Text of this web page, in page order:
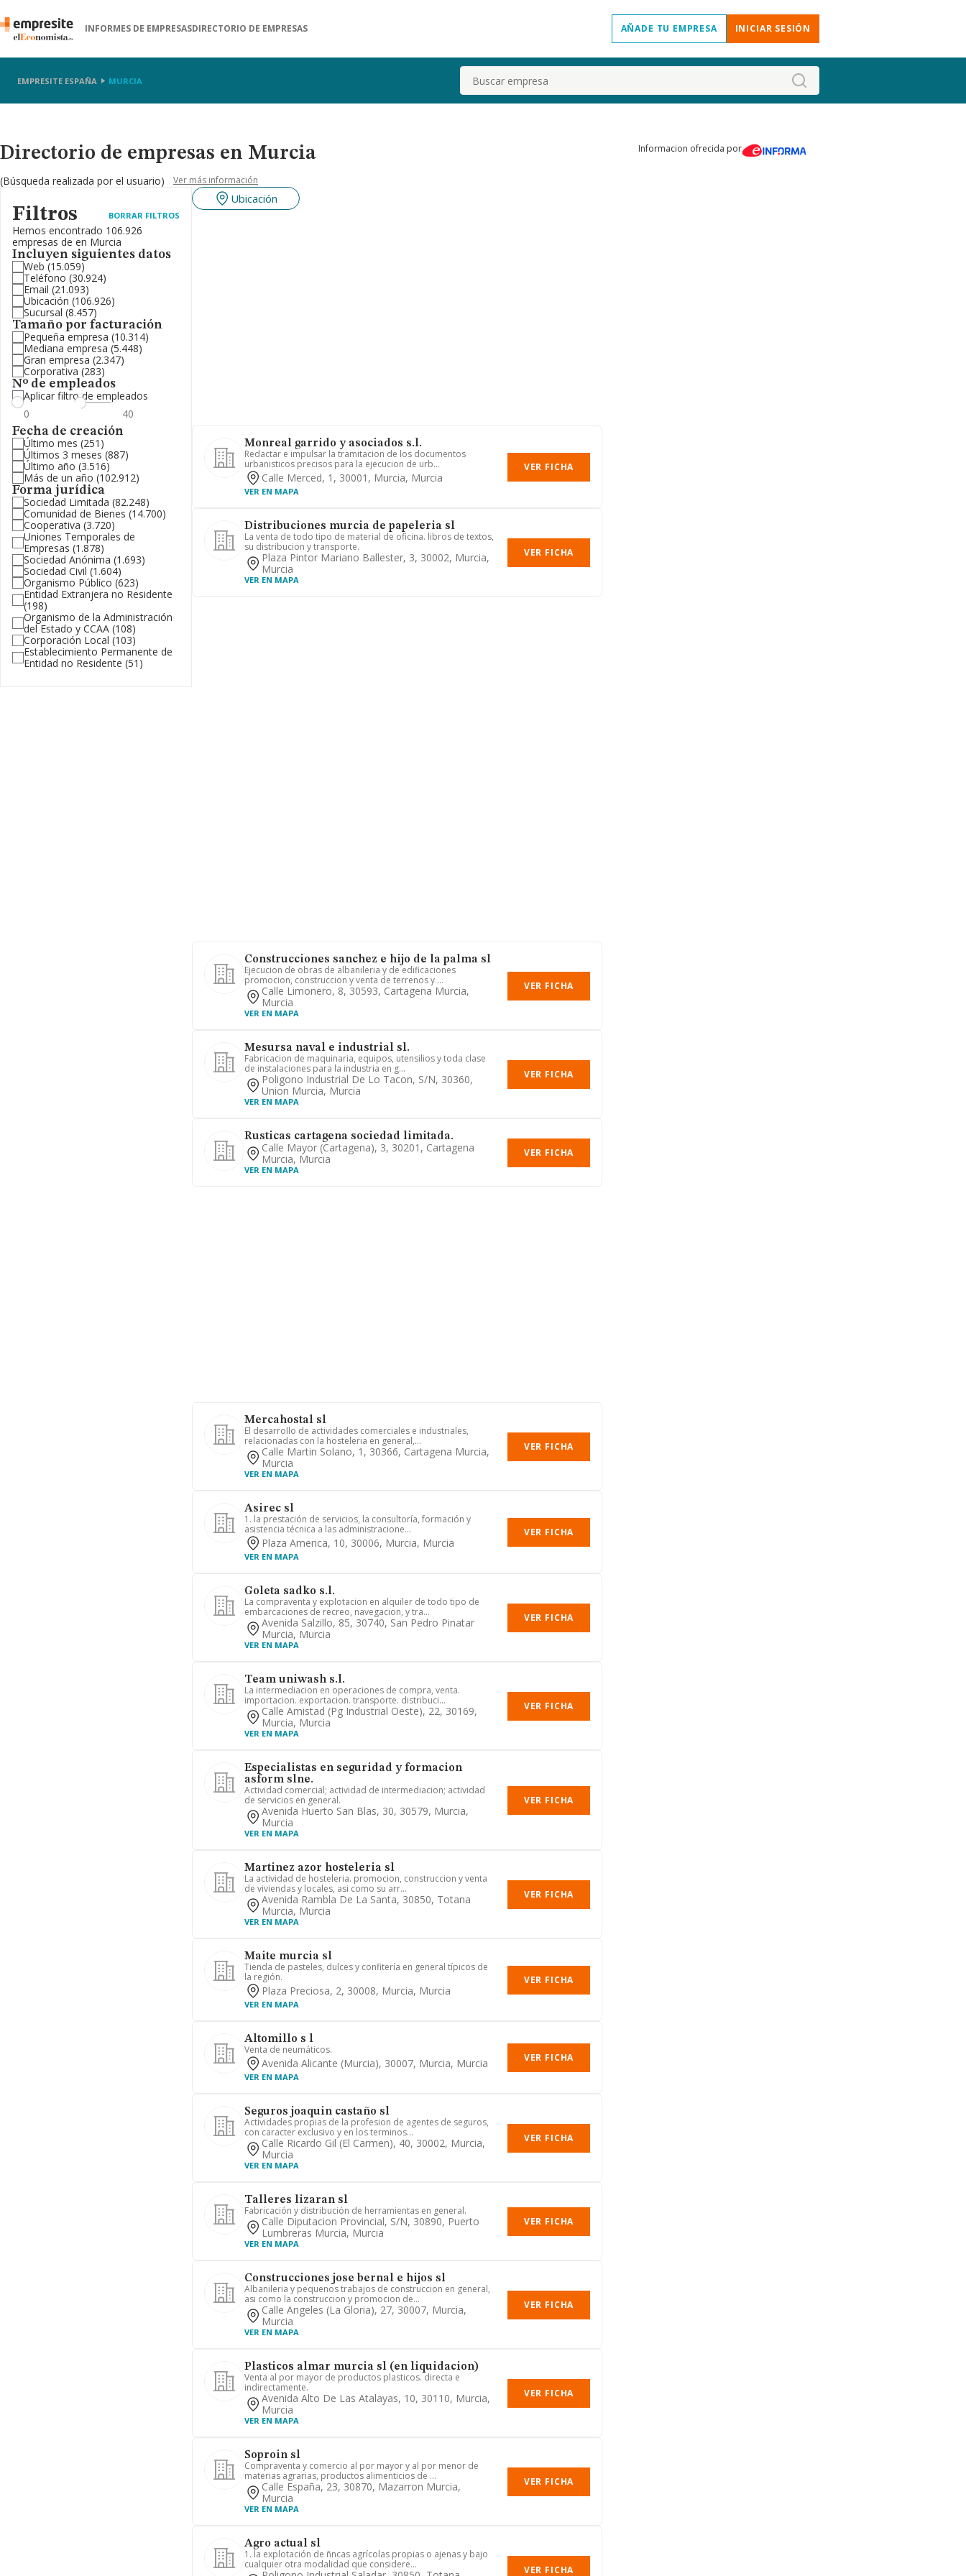
INFORMES DE EMPRESASDIRECTORIO DE EMPRESAS AÑADE TU EMPRESA INICIAR SESIÓN
EMPRESITE ESPAÑA MURCIA Buscar
Directorio de empresas en Murcia
(Búsqueda realizada por el usuario) Ver más información
Filtros BORRAR FILTROS
Hemos encontrado 106.926
empresas de en Murcia
Incluyen siguientes datos
Web (15.059)
Teléfono (30.924)
Email (21.093)
Ubicación (106.926)
Sucursal (8.457)
Tamaño por facturación
Pequeña empresa (10.314)
Mediana empresa (5.448)
Gran empresa (2.347)
Corporativa (283)
Nº de empleados
Aplicar filtro de empleados
Fecha de creación
Último mes (251)
Últimos 3 meses (887)
Último año (3.516)
Más de un año (102.912)
Forma jurídica
Sociedad Limitada (82.248)
Comunidad de Bienes (14.700)
Cooperativa (3.720)
Uniones Temporales de
Empresas (1.878)
Sociedad Anónima (1.693)
Sociedad Civil (1.604)
Organismo Público (623)
Entidad Extranjera no Residente
(198)
Organismo de la Administración
del Estado y CCAA (108)
Corporación Local (103)
Establecimiento Permanente de
Entidad no Residente (51)
Ubicación
Monreal garrido y asociados s.l.
Redactar e impulsar la tramitacion de los documentos
urbanisticos precisos para la ejecucion de urb...
Calle Merced, 1, 30001, Murcia, Murcia
VER EN MAPA
VER FICHA
Distribuciones murcia de papeleria sl
La venta de todo tipo de material de oficina. libros de textos,
su distribucion y transporte.
Plaza Pintor Mariano Ballester, 3, 30002, Murcia,
Murcia
VER EN MAPA
VER FICHA
Construcciones sanchez e hijo de la palma sl
Ejecucion de obras de albanileria y de edificaciones
promocion, construccion y venta de terrenos y ...
Calle Limonero, 8, 30593, Cartagena Murcia,
Murcia
VER EN MAPA
VER FICHA
Mesursa naval e industrial sl.
Fabricacion de maquinaria, equipos, utensilios y toda clase
de instalaciones para la industria en g...
Poligono Industrial De Lo Tacon, S/n, 30360,
Union Murcia, Murcia
VER EN MAPA
VER FICHA
Rusticas cartagena sociedad limitada.
Calle Mayor (cartagena), 3, 30201, Cartagena
Murcia, Murcia
VER EN MAPA
VER FICHA
Mercahostal sl
El desarrollo de actividades comerciales e industriales,
relacionadas con la hosteleria en general,...
Calle Martin Solano, 1, 30366, Cartagena Murcia,
Murcia
VER EN MAPA
VER FICHA
Asirec sl
1. la prestación de servicios, la consultoría, formación y
asistencia técnica a las administracione...
Plaza America, 10, 30006, Murcia, Murcia
VER EN MAPA
VER FICHA
Goleta sadko s.l.
La compraventa y explotacion en alquiler de todo tipo de
embarcaciones de recreo, navegacion, y tra...
Avenida Salzillo, 85, 30740, San Pedro Pinatar
Murcia, Murcia
VER EN MAPA
VER FICHA
Team uniwash s.l.
La intermediacion en operaciones de compra, venta.
importacion. exportacion. transporte. distribuci...
Calle Amistad (pg Industrial Oeste), 22, 30169,
Murcia, Murcia
VER EN MAPA
VER FICHA
Especialistas en seguridad y formacion
asform slne.
Actividad comercial; actividad de intermediacion; actividad
de servicios en general.
Avenida Huerto San Blas, 30, 30579, Murcia,
Murcia
VER EN MAPA
VER FICHA
Martinez azor hosteleria sl
La actividad de hosteleria. promocion, construccion y venta
de viviendas y locales, asi como su arr...
Avenida Rambla De La Santa, 30850, Totana
Murcia, Murcia
VER EN MAPA
VER FICHA
Maite murcia sl
Tienda de pasteles, dulces y confitería en general típicos de
la región.
Plaza Preciosa, 2, 30008, Murcia, Murcia
VER EN MAPA
VER FICHA
Altomillo s l
Venta de neumáticos.
Avenida Alicante (murcia), 30007, Murcia, Murcia
VER EN MAPA
VER FICHA
Seguros joaquin castaño sl
Actividades propias de la profesion de agentes de seguros,
con caracter exclusivo y en los terminos...
Calle Ricardo Gil (el Carmen), 40, 30002, Murcia,
Murcia
VER EN MAPA
VER FICHA
Talleres lizaran sl
Fabricación y distribución de herramientas en general.
Calle Diputacion Provincial, S/n, 30890, Puerto
Lumbreras Murcia, Murcia
VER EN MAPA
VER FICHA
Construcciones jose bernal e hijos sl
Albanileria y pequenos trabajos de construccion en general,
asi como la construccion y promocion de...
Calle Angeles (la Gloria), 27, 30007, Murcia,
Murcia
VER EN MAPA
VER FICHA
Plasticos almar murcia sl (en liquidacion)
Venta al por mayor de productos plasticos. directa e
indirectamente.
Avenida Alto De Las Atalayas, 10, 30110, Murcia,
Murcia
VER EN MAPA
VER FICHA
Soproin sl
Compraventa y comercio al por mayor y al por menor de
materias agrarias, productos alimenticios de ...
Calle España, 23, 30870, Mazarron Murcia,
Murcia
VER EN MAPA
VER FICHA
Agro actual sl
1. la explotación de ñncas agrícolas propias o ajenas y bajo
cualquier otra modalidad que considere...
VER FICHA
Informacion ofrecida por